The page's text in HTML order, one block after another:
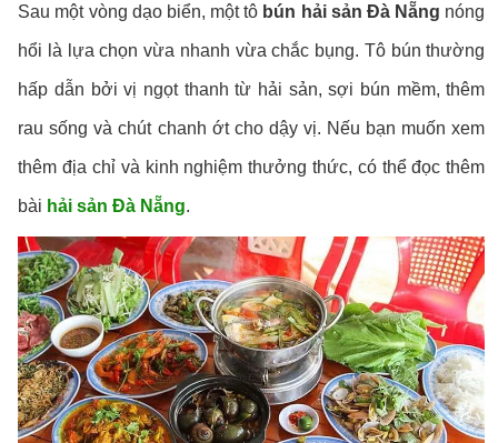
Sau một vòng dạo biển, một tô bún hải sản Đà Nẵng nóng
hổi là lựa chọn vừa nhanh vừa chắc bụng. Tô bún thường
hấp dẫn bởi vị ngọt thanh từ hải sản, sợi bún mềm, thêm
rau sống và chút chanh ớt cho dậy vị. Nếu bạn muốn xem
thêm địa chỉ và kinh nghiệm thưởng thức, có thể đọc thêm
bài hải sản Đà Nẵng.